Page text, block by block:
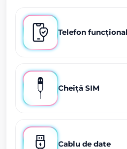
Telefon
Cheiță SIM
Cablu de date